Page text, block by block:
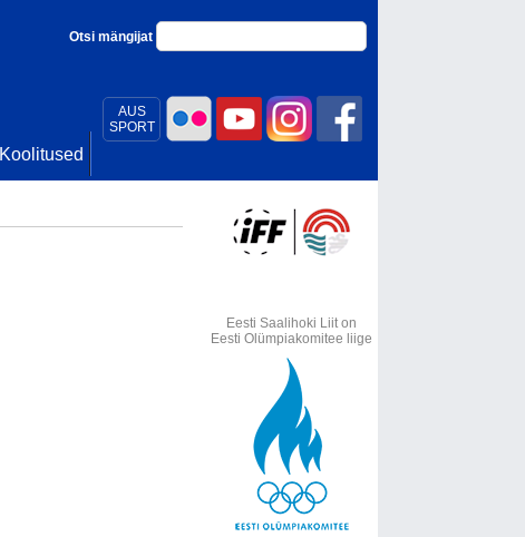
AUS
SPORT
Otsi mängijat
Koolitused
Eesti Saalihoki Liit on
Eesti Olümpiakomitee liige